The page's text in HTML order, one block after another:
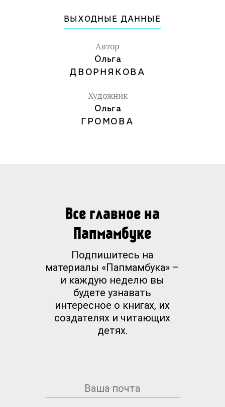
ВЫХОДНЫЕ ДАННЫЕ
Автор
Ольга
ДВОРНЯКОВА
Художник
Ольга
ГРОМОВА
Все главное на
Папмамбуке
Подпишитесь на
материалы «Папмамбука» –
и каждую неделю вы
будете узнавать
интересное о книгах, их
создателях и читающих
детях.